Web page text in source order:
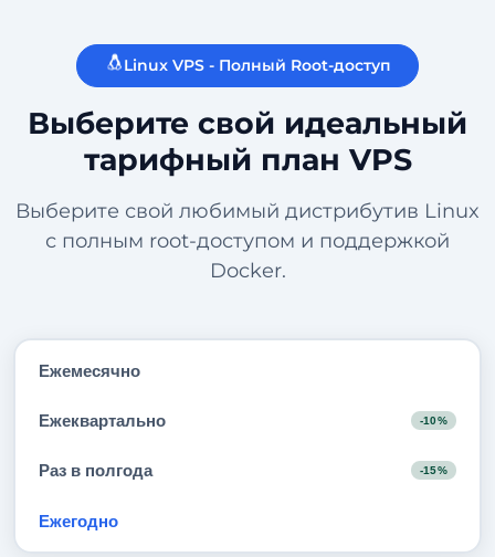
Linux VPS - Полный Root-доступ
Выберите свой идеальный
тарифный план VPS
Выберите свой любимый дистрибутив Linux
с полным root-доступом и поддержкой
Docker.
Ежемесячно
Ежеквартально -10%
Раз в полгода -15%
Ежегодно